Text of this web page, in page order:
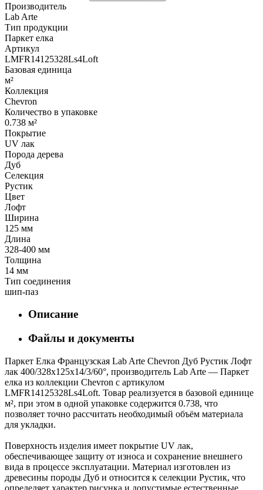
Производитель
Lab Arte
Тип продукции
Паркет елка
Артикул
LMFR14125328Ls4Loft
Базовая единица
м²
Коллекция
Chevron
Количество в упаковке
0.738 м²
Покрытие
UV лак
Порода дерева
Дуб
Селекция
Рустик
Цвет
Лофт
Ширина
125 мм
Длина
328-400 мм
Толщина
14 мм
Тип соединения
шип-паз
Описание
Файлы и документы
Паркет Елка Французская Lab Arte Chevron Дуб Рустик Лофт
лак 400/328х125х14/3/60°, производитель Lab Arte — Паркет
елка из коллекции Chevron с артикулом
LMFR14125328Ls4Loft. Товар реализуется в базовой единице
м², при этом в одной упаковке содержится 0.738, что
позволяет точно рассчитать необходимый объём материала
для укладки.
Поверхность изделия имеет покрытие UV лак,
обеспечивающее защиту от износа и сохранение внешнего
вида в процессе эксплуатации. Материал изготовлен из
древесины породы Дуб и относится к селекции Рустик, что
определяет характер рисунка и допустимые естественные